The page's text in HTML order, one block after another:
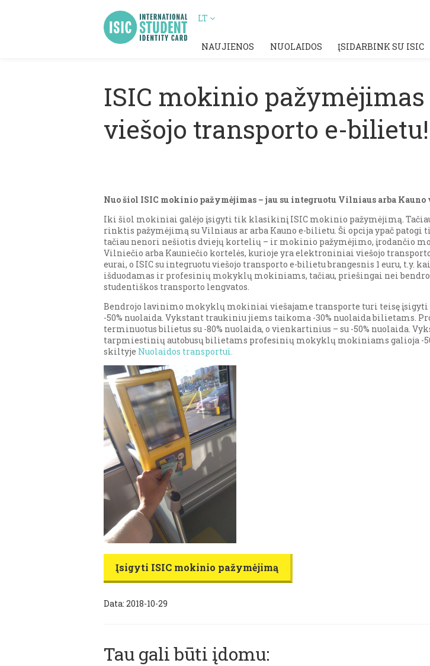
LT
NAUJIENOS NUOLAIDOS ĮSIDARBINK SU ISIC
ISIC mokinio
viešojo transporto e-bilietu!
Nuo šiol ISIC mokinio pažymėjimas – jau su integruotu Vilniaus arba
Iki šiol mokiniai galėjo įsigyti tik klasikinį ISIC mokinio pažymėjimą.
rinktis pažymėjimą su Vilniaus ar arba Kauno e-bilietu. Ši opcija ypač
tačiau nenori nešiotis dviejų kortelių – ir mokinio pažymėjimo, įrodančio
Vilniečio arba Kauniečio kortelės, kurioje yra elektroniniai viešojo
eurai, o ISIC su integruotu viešojo transporto e-bilietu brangesnis 1 euru, t.y.
išduodamas ir profesinių mokyklų mokiniams, tačiau, priešingai nei
studentiškos transporto lengvatos.
Bendrojo lavinimo mokyklų mokiniai viešajame transporte turi teisę įsigyti
-50% nuolaida. Vykstant traukiniu jiems taikoma -30% nuolaida
terminuotus bilietus su -80% nuolaida, o vienkartinius – su -50% nuolaida.
tarpmiestinių autobusų bilietams profesinių mokyklų mokiniams galioja -
skiltyje Nuolaidos transportui.
Įsigyti ISIC mokinio pažymėjimą
Data: 2018-10-29
Tau gali būti įdomu: